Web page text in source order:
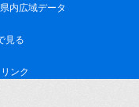
県内広域データ
見る
リンク